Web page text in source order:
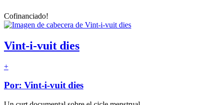
Cofinanciado!
Vint-i-vuit dies
+
Por: Vint-i-vuit dies